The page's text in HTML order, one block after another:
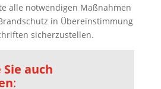
alle notwendigen Maßnahmen
in Übereinstimmung
sicherzustellen.
auch
: